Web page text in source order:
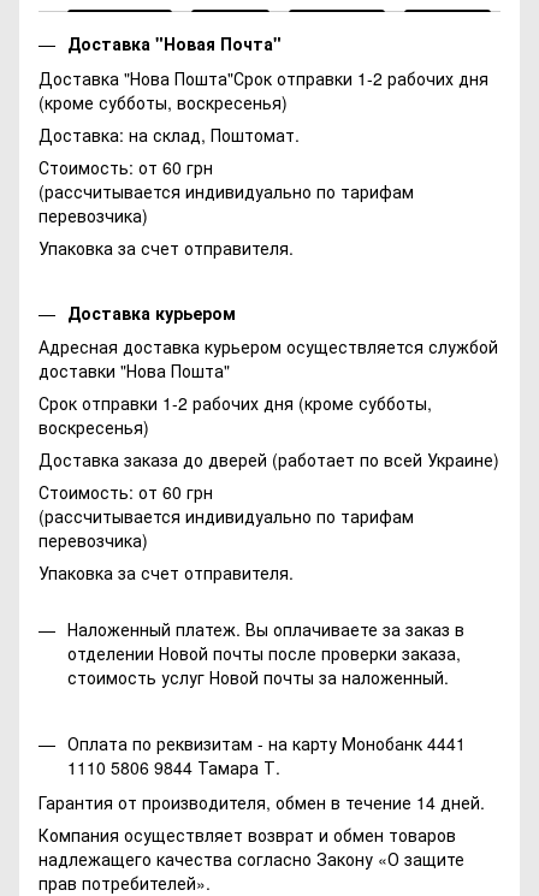
Доставка "Новая Почта"
Доставка "Нова Пошта"Срок отправки 1-2 рабочих дня
(кроме субботы, воскресенья)
Доставка: на склад, Поштомат.
Стоимость: от 60 грн
(рассчитывается индивидуально по тарифам
перевозчика)
Упаковка за счет отправителя.
Доставка курьером
Адресная доставка курьером осуществляется службой
доставки "Нова Пошта"
Срок отправки 1-2 рабочих дня (кроме субботы,
воскресенья)
Доставка заказа до дверей (работает по всей Украине)
Стоимость: от 60 грн
(рассчитывается индивидуально по тарифам
перевозчика)
Упаковка за счет отправителя.
Наложенный платеж. Вы оплачиваете за заказ в
отделении Новой почты после проверки заказа,
стоимость услуг Новой почты за наложенный.
Оплата по реквизитам - на карту Монобанк 4441
1110 5806 9844 Тамара Т.
Гарантия от производителя, обмен в течение 14 дней.
Компания осуществляет возврат и обмен товаров
надлежащего качества согласно Закону «О защите
прав потребителей».